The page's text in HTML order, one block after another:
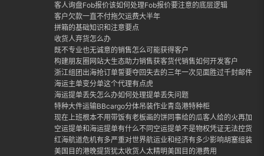
客人询盘Fob报价该如何处理Fob报价要注意的底层逻辑
客户欠款一直不付拖欠运费大半年
拼箱的基础知识和注意要点
收货人弃货怎么办
既不专业也无诚意的销售怎么可能获得客户
构建朋友圈网站大生态助力销售获客货代销售如何开发客户
浙江组团出海抢订单誓要夺回失去的三年一次见面胜过千封邮件外
海运主单变分单这个代理有点虎
海运提单丢失怎么办如何处理提单丢失问题
特种大件运输BBcargo分体吊装作业青岛港特种柜
现在上班根本不用带饭有老板画的饼同事给的瓜客人给的火再加上
空运提单和海运提单有什么不同空运提单不是物权凭证无法控货
红海航道危机有多严重对世界航运业和经济有多少影响胡塞组装封
美国目的港晚提货犹太收货人太精明美国目的港费用